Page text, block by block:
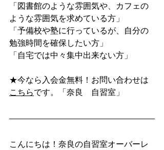
「図書館のような雰囲気や、カフェの
ような雰囲気を求めている方」
「予備校や塾に行っているが、自分の
勉強時間を確保したい方」
「自宅では中々集中出来ない方」
★今なら入会金無料！お問い合わせは
こちらです。「奈良　自習室」
こんにちは！奈良の自習室オーバーレ